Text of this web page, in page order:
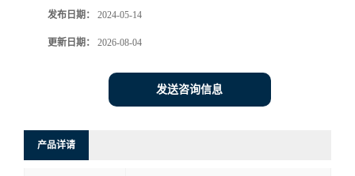
发布日期： 2024-05-14
更新日期： 2026-08-04
发送咨询信息
产品详请